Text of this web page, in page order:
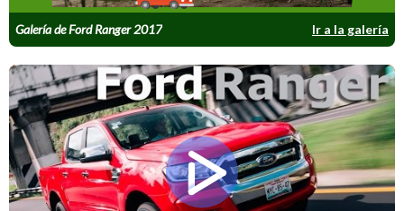
Galería de Ford Ranger 2017 Ir a la galería